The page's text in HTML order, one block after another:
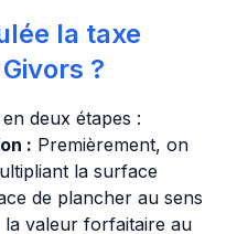
la taxe
?
deux étapes :
: Premièrement, on
la surface
de plancher au sens
valeur forfaitaire au